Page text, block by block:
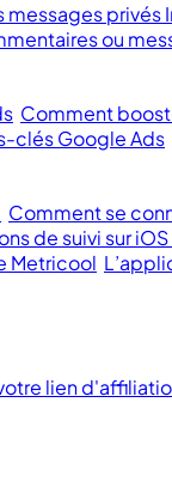
messages privés
ou
Comment
clés Google Ads
Comment se
de suivi sur
Metricool
lien